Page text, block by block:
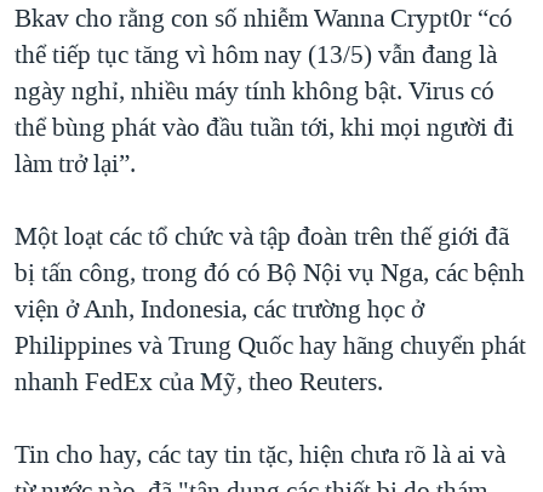
Bkav cho rằng con số nhiễm Wanna Crypt0r “có
thể tiếp tục tăng vì hôm nay (13/5) vẫn đang là
ngày nghỉ, nhiều máy tính không bật. Virus có
thể bùng phát vào đầu tuần tới, khi mọi người đi
làm trở lại”.
Một loạt các tổ chức và tập đoàn trên thế giới đã
bị tấn công, trong đó có Bộ Nội vụ Nga, các bệnh
viện ở Anh, Indonesia, các trường học ở
Philippines và Trung Quốc hay hãng chuyển phát
nhanh FedEx của Mỹ, theo Reuters.
Tin cho hay, các tay tin tặc, hiện chưa rõ là ai và